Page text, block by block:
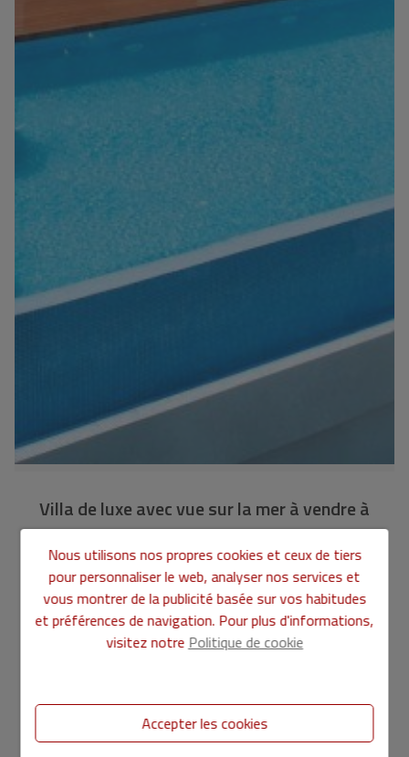
Villa de luxe avec vue sur la mer à vendre à
Moraira, San Jaime
Ref.ALCBY7382
2.190.000 €
559 m2 1.132 m2 4
VILLAàMORAIRA
nouvelle construction de luxe à vendre à Moraira. Cette
Nous utilisons nos propres cookies et ceux de tiers
pour personnaliser le web, analyser nos services et
vous montrer de la publicité basée sur vos habitudes
et préférences de navigation. Pour plus d'informations,
visitez notre Politique de cookie
Accepter les cookies